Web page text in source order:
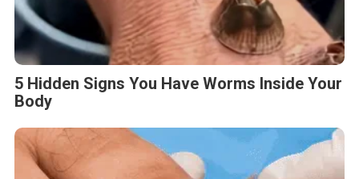
5 Hidden Signs You Have Worms Inside Your
Body